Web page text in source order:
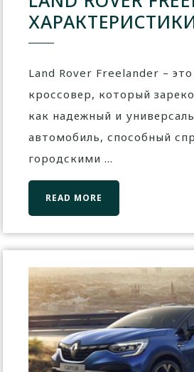
Land Rover Freelander – это компактный
кроссовер, который
как надежный и
автомобиль, способный
городскими ...
READ MORE